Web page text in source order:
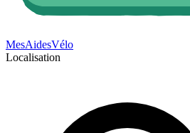
MesAidesVélo
Localisation